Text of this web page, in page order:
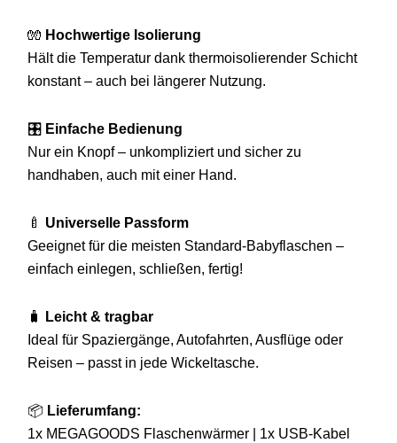
🧤 Hochwertige Isolierung
Hält die Temperatur dank thermoisolierender Schicht
konstant – auch bei längerer Nutzung.
🎛️ Einfache Bedienung
Nur ein Knopf – unkompliziert und sicher zu
handhaben, auch mit einer Hand.
🍼 Universelle Passform
Geeignet für die meisten Standard-Babyflaschen –
einfach einlegen, schließen, fertig!
🧳
Leicht & tragbar
Ideal für Spaziergänge, Autofahrten, Ausflüge oder
Reisen – passt in jede Wickeltasche.
📦 Lieferumfang:
1x MEGAGOODS Flaschenwärmer | 1x USB-Kabel